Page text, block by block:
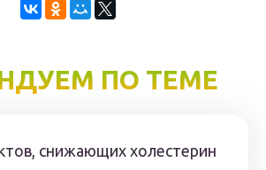
ПО ТЕМЕ
снижающих холестерин